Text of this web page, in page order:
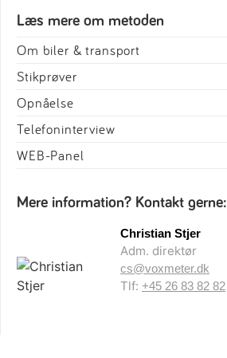
Læs mere om metoden
Om biler & transport
Stikprøver
Opnåelse
Telefoninterview
WEB-Panel
Mere information? Kontakt gerne:
Christian Stjer
Adm. direktør
cs@voxmeter.dk
Tlf: +45 26 83 82 82